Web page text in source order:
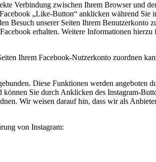
Verbindung zwischen Ihrem Browser und
„Like-Button“ anklicken während
Besuch unserer Seiten Ihrem Benutzerkonto
erhalten. Weitere Informationen
Ihrem Facebook-Nutzerkonto zuordnen
Diese Funktionen werden
Sie durch Anklicken des Instagram-
Wir weisen darauf hin, dass wir als
von Instagram: